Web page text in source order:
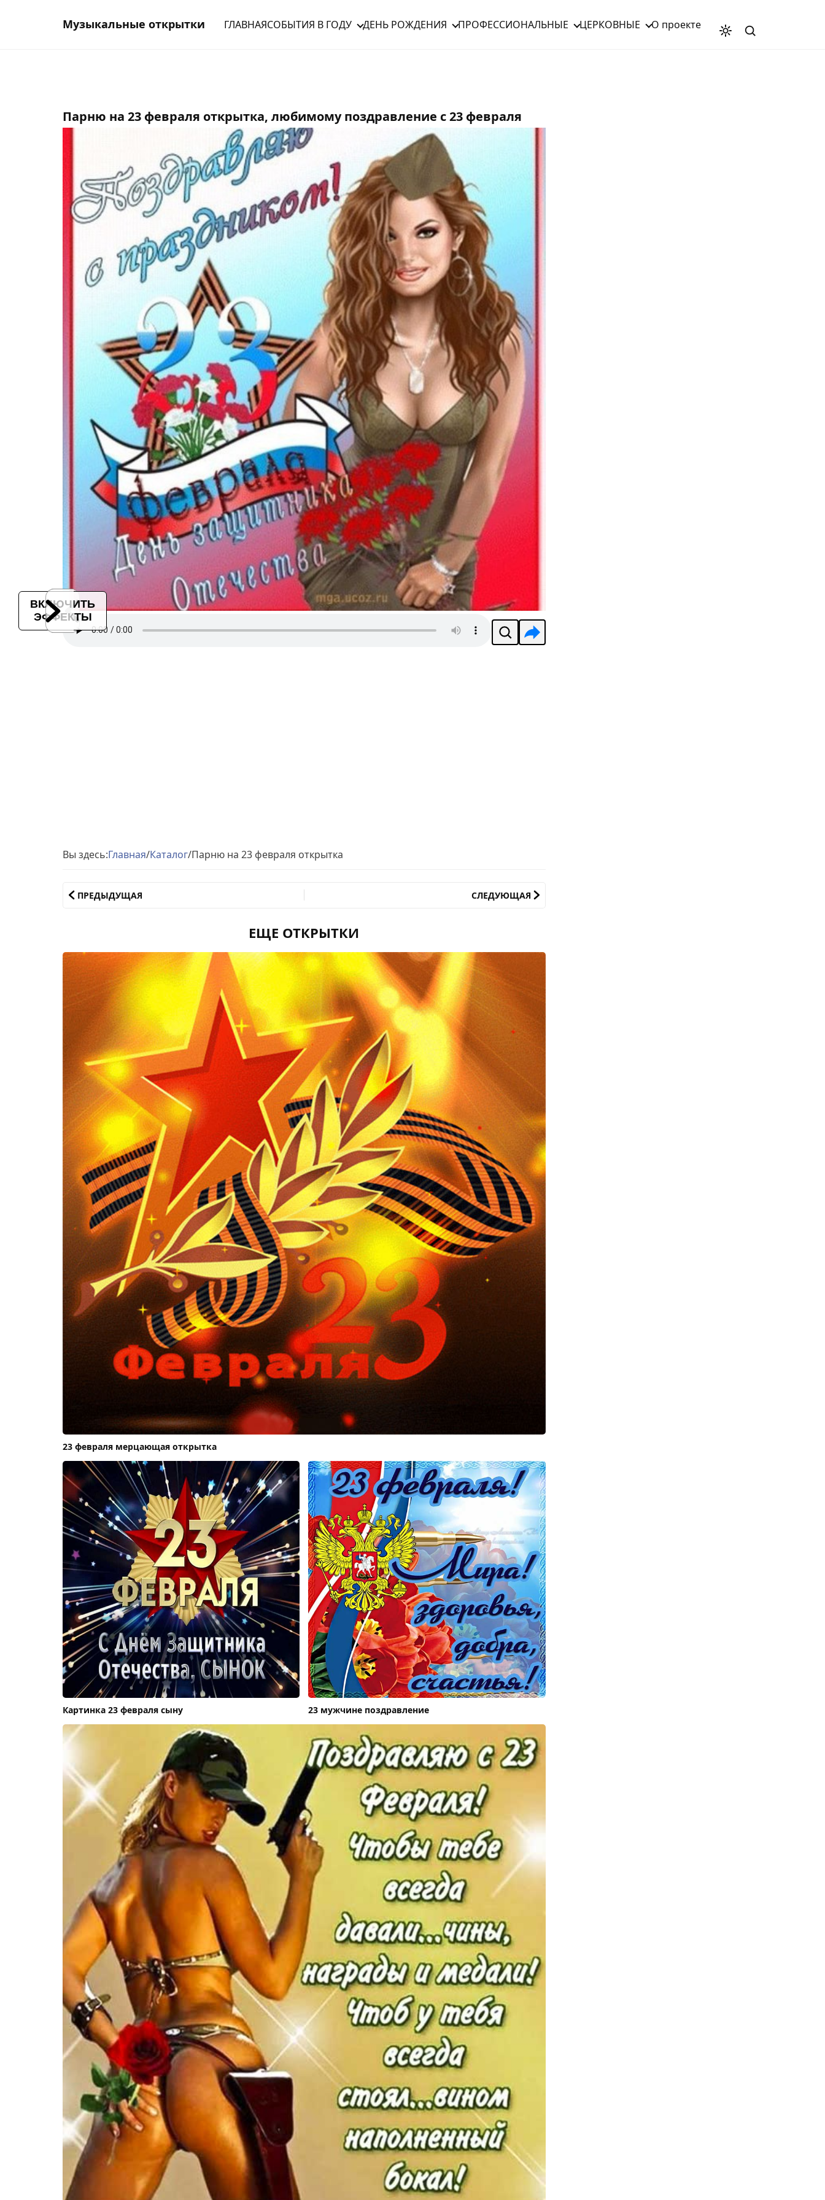
Музыкальные открытки ГЛАВНАЯСОБЫТИЯ В ГОДУ ДЕНЬ РОЖДЕНИЯ ПРОФЕССИОНАЛЬНЫЕ ЦЕРКОВНЫЕ О проекте
Парню на 23 февраля открытка, любимому поздравление с 23 февраля
ВКЛЮЧИТЬ
ЭФФЕКТЫ
Вы здесь:Главная/Каталог/Парню на 23 февраля открытка
ПРЕДЫДУЩАЯ СЛЕДУЮЩАЯ
ЕЩЕ ОТКРЫТКИ
23 февраля мерцающая открытка
Картинка 23 февраля сыну 23 мужчине поздравление